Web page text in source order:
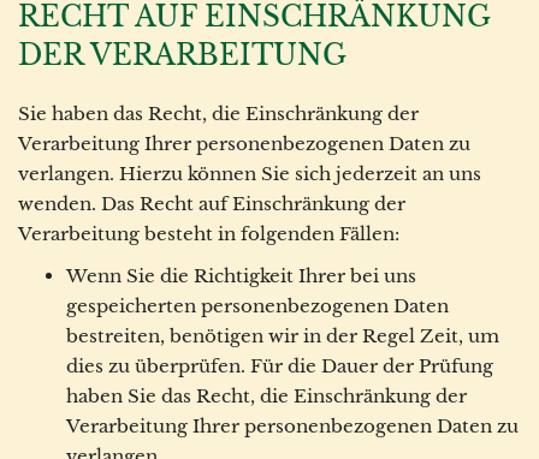
RECHT AUF EINSCHRÄNKUNG
DER VERARBEITUNG
Sie haben das Recht, die Einschränkung der
Verarbeitung Ihrer personenbezogenen Daten zu
verlangen. Hierzu können Sie sich jederzeit an uns
wenden. Das Recht auf Einschränkung der
Verarbeitung besteht in folgenden Fällen:
Wenn Sie die Richtigkeit Ihrer bei uns
gespeicherten personenbezogenen Daten
bestreiten, benötigen wir in der Regel Zeit, um
dies zu überprüfen. Für die Dauer der Prüfung
haben Sie das Recht, die Einschränkung der
Verarbeitung Ihrer personenbezogenen Daten zu